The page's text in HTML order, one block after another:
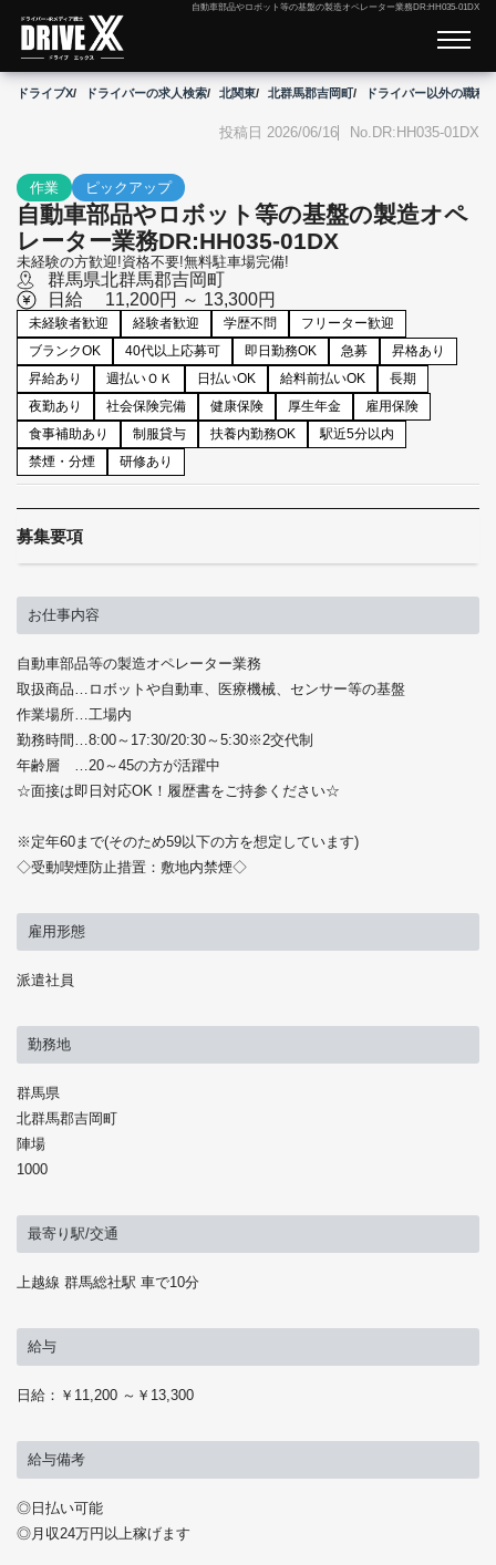
自動車部品やロボット等の基盤の製造オペレーター業務DR:HH035-01DX
ドライブX ドライバーの求人検索 北関東 北群馬郡吉岡町 ドライバー以外の職種
DR:HH035-01DX
投稿日 2026/06/16
作業 ピックアップ
自動車部品やロボット等の基盤の製造オペ
レーター業務DR:HH035-01DX
未経験の方歓迎!資格不要!無料駐車場完備!
群馬県北群馬郡吉岡町
日給 11,200円 ～ 13,300円
こ
だ
わ
り
未経験者歓迎 経験者歓迎 学歴不問
フリーター歓迎
ブランクOK
40代以上応募可 即日勤務OK 急募
昇格あり
昇給あり
週払いＯＫ 日払いOK 給料前払いOK
長期
夜勤あり
社会保険完備 健康保険 厚生年金
雇用保険
食事補助あり
制服貸与 扶養内勤務OK
駅近5分以内
禁煙・分煙
研修あり
募集要項
お仕事内容
自動車部品等の製造オペレーター業務
取扱商品…ロボットや自動車、医療機械、センサー等の基盤
作業場所…工場内
勤務時間…8:00～17:30/20:30～5:30※2交代制
年齢層 …20～45の方が活躍中
☆面接は即日対応OK！履歴書をご持参ください☆
※定年60まで(そのため59以下の方を想定しています)
◇受動喫煙防止措置：敷地内禁煙◇
雇用形態
派遣社員
勤務地
群馬県
北群馬郡吉岡町
陣場
1000
最寄り駅/交通
上越線 群馬総社駅 車で10分
給与
日給：￥11,200 ～￥13,300
給与備考
◎日払い可能
◎月収24万円以上稼げます